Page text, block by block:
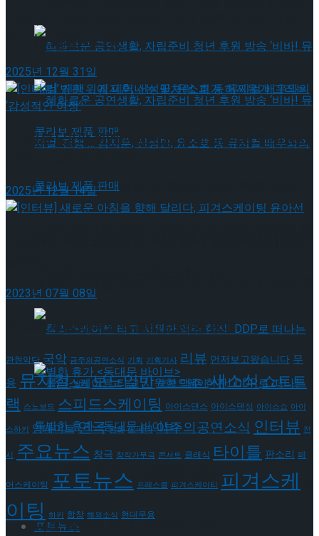
혜화로운 공연생활, 자립준비 청년 후원 방송
롤러스케이트 타고 시원한 맥주 한잔! DDP로 떠
나는 특별한 휴가 <동대문 바이브>
포토뉴스
약 체결
‘비바! 뮤지컬’ 진행 … 김지훈, 신성민, 윤소호 등
뮤지컬 배우와의 콜라보 제품 판매
롤러스케이트 타고 시원한 맥주 한잔! DDP로 떠
나는 특별한 휴가 <동대문 바이브>
려내는 인생의 선율
2025년 12월 31일
[인터뷰] 빙판 위에 피어나는 꽃처럼, 피겨 허지유가
2025년 12월 14일
2023년 07월 08일
태그로 보기
관현악단 국악 금주의공연소식 기획 기획기사 리뷰 먼저보고왔습니다 무
용 뮤지컬 발레 보도일반브로드웨이새소식쇼트트
랙 스노보드 스피드스케이팅 아이스댄스 아이스댄싱 아이스쇼 아이
스하키 앙케이트연극 영화 오페라 이주의공연소식 인터뷰 전
시 주요뉴스 창극 창작가무극 콘서트 클래식 타이틀 판소리 페
어스케이팅 포토뉴스 프레스콜 피겨스케이티 피겨스케
이팅 하키 합창 해외소식 현대무용